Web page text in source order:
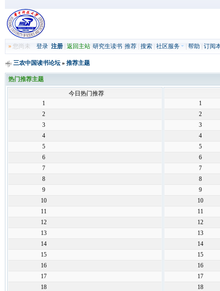
»您尚未 登录 注册| 返回主站| 研究生读书| 推荐| 搜索| 社区服务 帮助 订阅
三农中国读书论坛» 推荐主题
热门推荐主题
今日热门推荐
1
2
3
4
5
6
7
8
9
10
11
12
13
14
15
16
17
18
1
2
3
4
5
6
7
8
9
10
11
12
13
14
15
16
17
18